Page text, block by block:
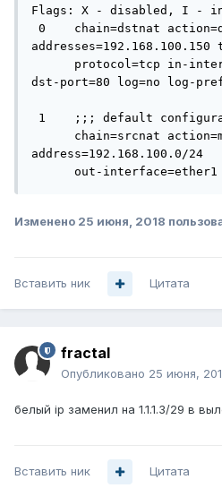
Flags: X - disabled, I -
addresses=192.168.100.150
dst-port=80 log=no log-
address=192.168.100.0/24
Изменено 25 июня, 2018
Вставить ник Цитата
fractal
Опубликовано 25 июня,
белый ip заменил на 1.1.1.3/29 в
Вставить ник Цитата